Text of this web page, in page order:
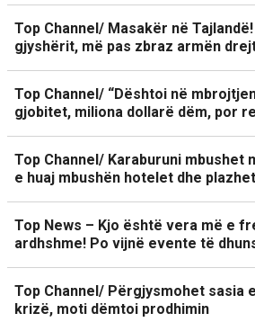
Top Channel/ Masakër në
gjyshërit, më pas zbraz armën
Top Channel/ “Dështoi në
gjobitet, miliona dollarë dëm, por
Top Channel/ Karaburuni
e huaj mbushën hotelet dhe
Top News – Kjo është vera më e
ardhshme! Po vijnë evente të
Top Channel/ Përgjysmohet sasia
krizë, moti dëmtoi prodhimin